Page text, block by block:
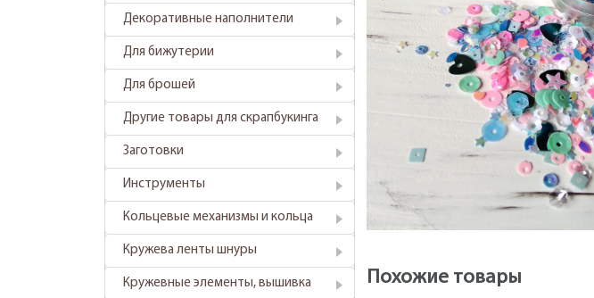
Декоративные наполнители
Для бижутерии
Для брошей
Другие товары для скрапбукинга
Заготовки
Инструменты
Кольцевые механизмы и кольца
Кружева ленты шнуры
Кружевные элементы, вышивка Похожие товары